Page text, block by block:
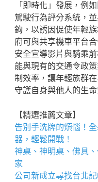
「即時化」發展，例
駕駛行為評分系統，
鉤，以誘因促使年輕
府可與共享機車平台
安全宣導影片與騎乘
能與現有的交通令政
制效率，讓年輕族群
守護自身與他人的生命
【精選推薦文章】
告別手洗牌的煩惱！
器，輕鬆開戰！
神桌、 神明桌 、 佛具
家
公司新成立尋找台北